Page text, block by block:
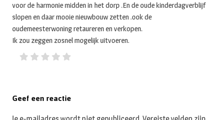
voor de harmonie midden in het dorp .En de oude kinderdagverblijf
slopen en daar mooie nieuwbouw zetten .ook de
oudemeesterwoning retaureren en verkopen.
Ik zou zeggen zosnel mogelijk uitvoeren.
Geef een reactie